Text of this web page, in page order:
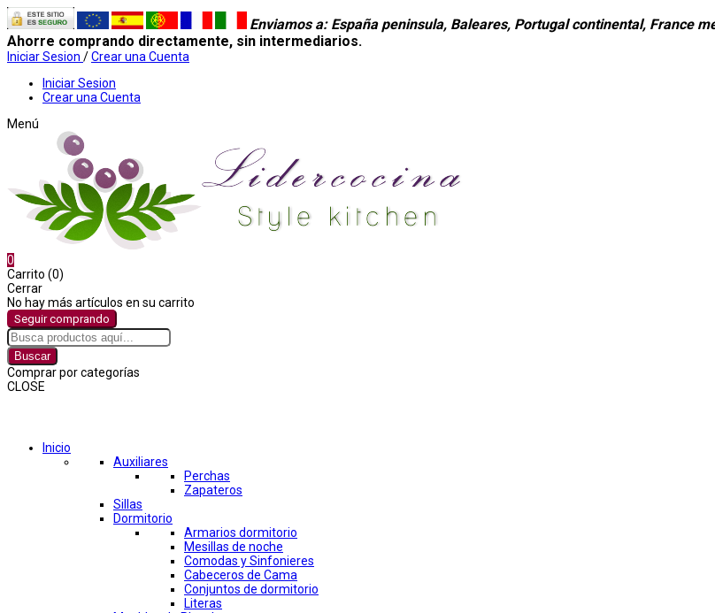
Enviamos a: España peninsula, Baleares, Portugal continental, France
Ahorre comprando directamente, sin intermediarios.
Iniciar Sesion /Crear una Cuenta
Iniciar Sesion
Crear una Cuenta
Menú
0
Carrito (0)
Cerrar
No hay más artículos en su carrito
Seguir comprando
Buscar
Comprar por categorías
CLOSE
Inicio
Auxiliares
Perchas
Zapateros
Sillas
Dormitorio
Armarios dormitorio
Mesillas de noche
Comodas y Sinfonieres
Cabeceros de Cama
Conjuntos de dormitorio
Literas